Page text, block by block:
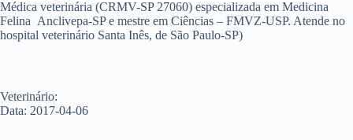
Médica veterinária (CRMV-SP 27060) especializada em Medicina
Felina Anclivepa-SP e mestre em Ciências – FMVZ-USP. Atende no
hospital veterinário Santa Inês, de São Paulo-SP)
Veterinário:
Data: 2017-04-06